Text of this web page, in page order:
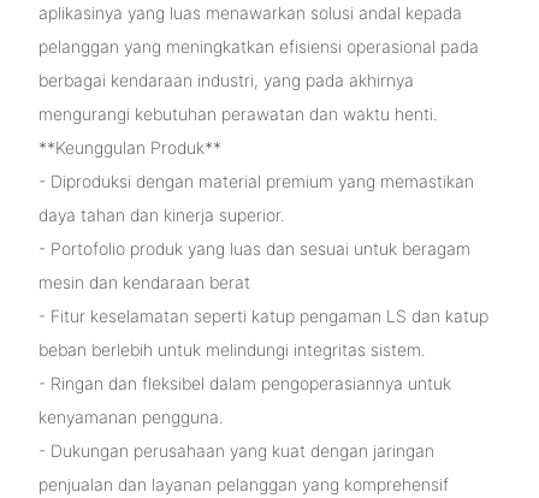
aplikasinya yang luas menawarkan solusi andal kepada
pelanggan yang meningkatkan efisiensi operasional pada
berbagai kendaraan industri, yang pada akhirnya
mengurangi kebutuhan perawatan dan waktu henti.
**Keunggulan Produk**
- Diproduksi dengan material premium yang memastikan
daya tahan dan kinerja superior.
- Portofolio produk yang luas dan sesuai untuk beragam
mesin dan kendaraan berat
- Fitur keselamatan seperti katup pengaman LS dan katup
beban berlebih untuk melindungi integritas sistem.
- Ringan dan fleksibel dalam pengoperasiannya untuk
kenyamanan pengguna.
- Dukungan perusahaan yang kuat dengan jaringan
penjualan dan layanan pelanggan yang komprehensif